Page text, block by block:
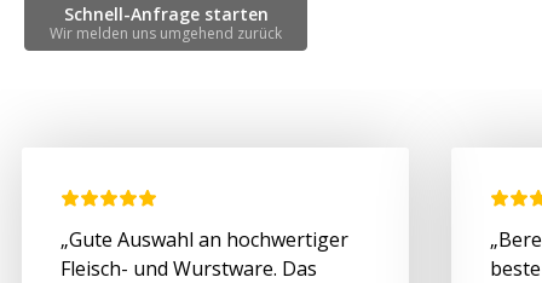
Schnell-Anfrage starten
Wir melden uns umgehend zurück
„Gute Auswahl an hochwertiger
Fleisch- und Wurstware. Das